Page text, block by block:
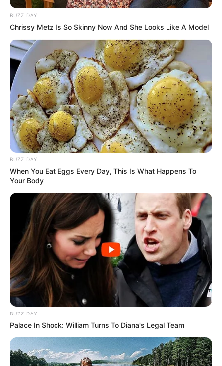
BUZZ DAY
Chrissy Metz Is So Skinny Now And She Looks Like A Model
BUZZ DAY
When You Eat Eggs Every Day, This Is What Happens To
Your Body
BUZZ DAY
Palace In Shock: William Turns To Diana's Legal Team